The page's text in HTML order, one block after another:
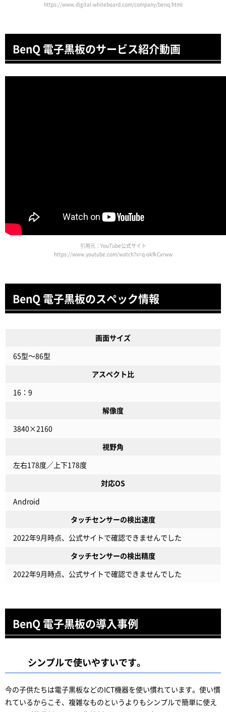
https://www.digital-whiteboard.com/company/benq.html
BenQ 電子黒板のサービス紹介動画
引用元：YouTube公式サイト
https://www.youtube.com/watch?v=q-okfkCxrww
BenQ 電子黒板のスペック情報
画面サイズ
65型～86型
アスペクト比
16：9
解像度
3840×2160
視野角
左右178度／上下178度
対応OS
Android
タッチセンサーの検出速度
2022年9月時点、公式サイトで確認できませんでした
タッチセンサーの検出精度
2022年9月時点、公式サイトで確認できませんでした
BenQ 電子黒板の導入事例
シンプルで使いやすいです。
今の子供たちは電子黒板などのICT機器を使い慣れています。使い慣
れているからこそ、複雑なものというよりもシンプルで簡単に使え